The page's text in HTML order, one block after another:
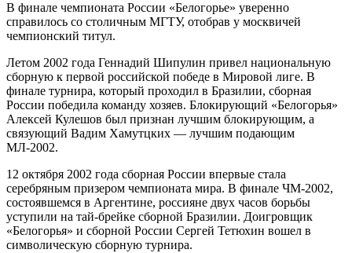
В финале чемпионата России «Белогорье» уверенно
справилось со столичным МГТУ, отобрав у москвичей
чемпионский титул.
Летом 2002 года Геннадий Шипулин привел национальную
сборную к первой российской победе в Мировой лиге. В
финале турнира, который проходил в Бразилии, сборная
России победила команду хозяев. Блокирующий «Белогорья»
Алексей Кулешов был признан лучшим блокирующим, а
связующий Вадим Хамутцких — лучшим подающим
МЛ-2002.
12 октября 2002 года сборная России впервые стала
серебряным призером чемпионата мира. В финале ЧМ-2002,
состоявшемся в Аргентине, россияне двух часов борьбы
уступили на тай-брейке сборной Бразилии. Доигровщик
«Белогорья» и сборной России Сергей Тетюхин вошел в
символическую сборную турнира.